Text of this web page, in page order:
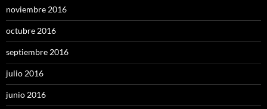
noviembre 2016
octubre 2016
septiembre 2016
julio 2016
junio 2016